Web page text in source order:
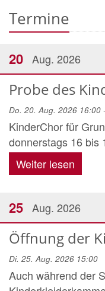
Termine
20 Aug. 2026
Probe des
Do. 20. Aug. 2026 16:00
KinderChor für
donnerstags 16 bis
Weiter lesen
25 Aug. 2026
Öffnung der
Di. 25. Aug. 2026 15:00
Auch während der